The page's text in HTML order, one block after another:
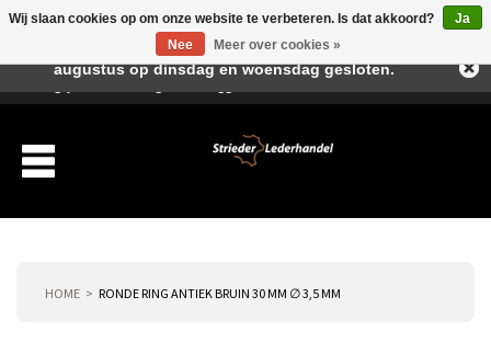
HOME RONDE RING ANTIEK BRUIN 30 MM ∅ 3,5 MM
Wij slaan cookies op om onze website te verbeteren. Is dat akkoord?
Ja
Nee
Meer over cookies »
Beste klant, I.v.m. de vakantieperiode zijn wij in juli en
augustus op dinsdag en woensdag gesloten.